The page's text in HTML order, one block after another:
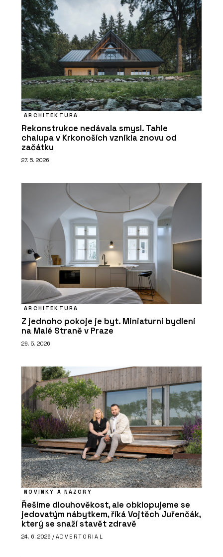
ARCHITEKTURA
Rekonstrukce nedávala smysl. Tahle
chalupa v Krkonoších vznikla znovu od
začátku
27. 5. 2026
ARCHITEKTURA
Z jednoho pokoje je byt. Miniaturní bydlení
na Malé Straně v Praze
29. 5. 2026
NOVINKY A NÁZORY
Řešíme dlouhověkost, ale obklopujeme se
jedovatým nábytkem, říká Vojtěch Juřenčák,
který se snaží stavět zdravě
24. 6. 2026 / ADVERTORIAL